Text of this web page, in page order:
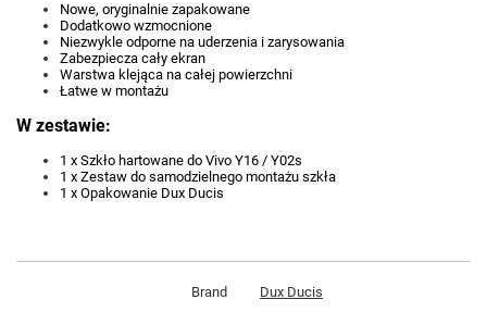
Nowe, oryginalnie zapakowane
Dodatkowo wzmocnione
Niezwykle odporne na uderzenia i zarysowania
Zabezpiecza cały ekran
Warstwa klejąca na całej powierzchni
Łatwe w montażu
W zestawie:
1 x Szkło hartowane do Vivo Y16 / Y02s
1 x Zestaw do samodzielnego montażu szkła
1 x Opakowanie Dux Ducis
Brand Dux Ducis